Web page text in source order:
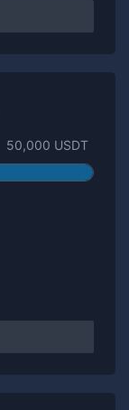
50,000 USDT